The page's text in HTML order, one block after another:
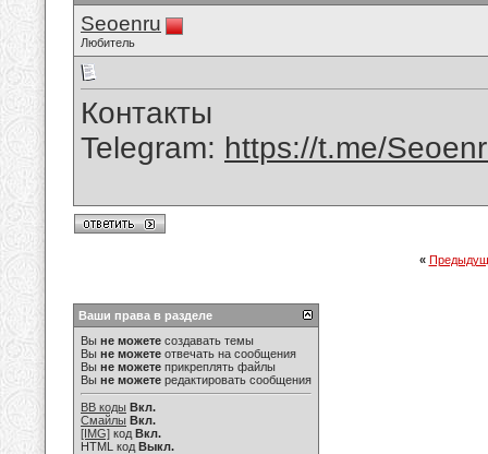
Seoenru
Любитель
Контакты
Telegram: https://t.me/
«
Ваши права в разделе
Вы не можете создавать темы
Вы не можете отвечать на сообщения
Вы не можете прикреплять файлы
Вы не можете редактировать сообщения
BB коды Вкл.
Смайлы Вкл.
[IMG] код Вкл.
HTML код Выкл.